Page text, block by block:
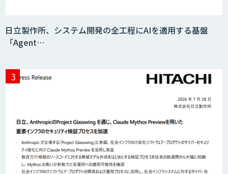
日立製作所、システム開発の全工程にAIを適用する基盤
「Agent…